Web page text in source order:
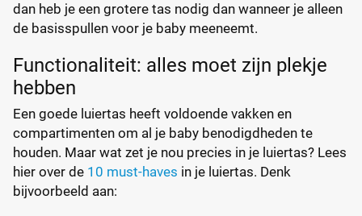
dan heb je een grotere tas nodig dan wanneer je alleen
de basisspullen voor je baby meeneemt.
Functionaliteit: alles moet zijn plekje
hebben
Een goede luiertas heeft voldoende vakken en
compartimenten om al je baby benodigdheden te
houden. Maar wat zet je nou precies in je luiertas? Lees
hier over de 10 must-haves in je luiertas. Denk
bijvoorbeeld aan: